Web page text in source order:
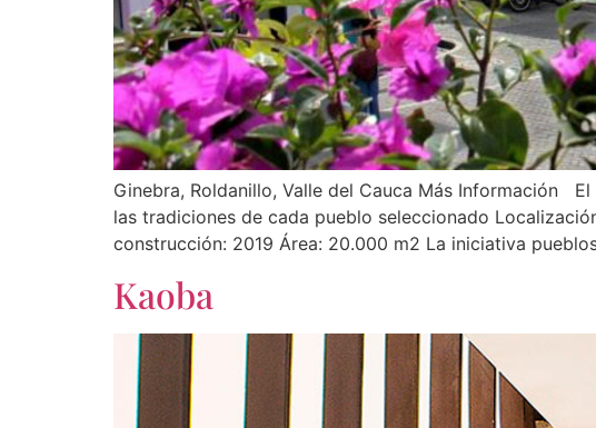
Ginebra, Roldanillo, Valle del Cauca Más Información
las tradiciones de cada pueblo seleccionado
construcción: 2019 Área: 20.000 m2 La iniciativa
Kaoba